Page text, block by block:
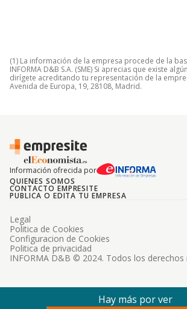
(1) La información de la empresa procede de la
INFORMA D&B S.A. (SME) Si aprecias que existe
dirígete acreditando tu representación de la
Avenida de Europa, 19, 28108, Madrid.
Información ofrecida por
QUIENES SOMOS
CONTACTO EMPRESITE
PUBLICA O EDITA TU EMPRESA
INFORMA D&B © 2024. Todos los derechos
Legal
Politica de Cookies
Configuracion de Cookies
Politica de privacidad
Hay más por ver